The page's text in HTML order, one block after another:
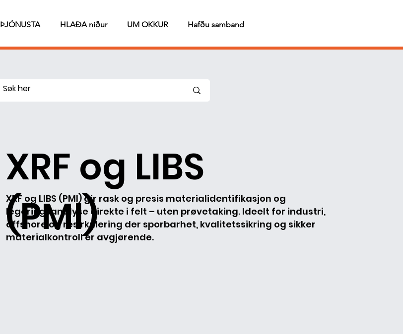
ÞJÓNUSTA HLAÐA niður UM OKKUR Hafðu samband
XRF og LIBS
(PMI)
XRF og LIBS (PMI) gir rask og presis materialidentifikasjon og
legeringsanalyse direkte i felt – uten prøvetaking. Ideelt for industri,
offshore og resirkulering der sporbarhet, kvalitetssikring og sikker
materialkontroll er avgjørende.